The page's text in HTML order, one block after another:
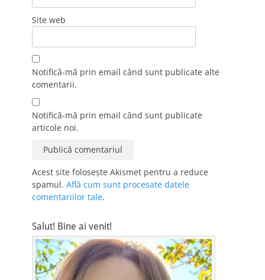
Site web
Notifică-mă prin email când sunt publicate alte
comentarii.
Notifică-mă prin email când sunt publicate
articole noi.
Acest site folosește Akismet pentru a reduce
spamul. Află cum sunt procesate datele
comentariilor tale.
Salut! Bine ai venit!